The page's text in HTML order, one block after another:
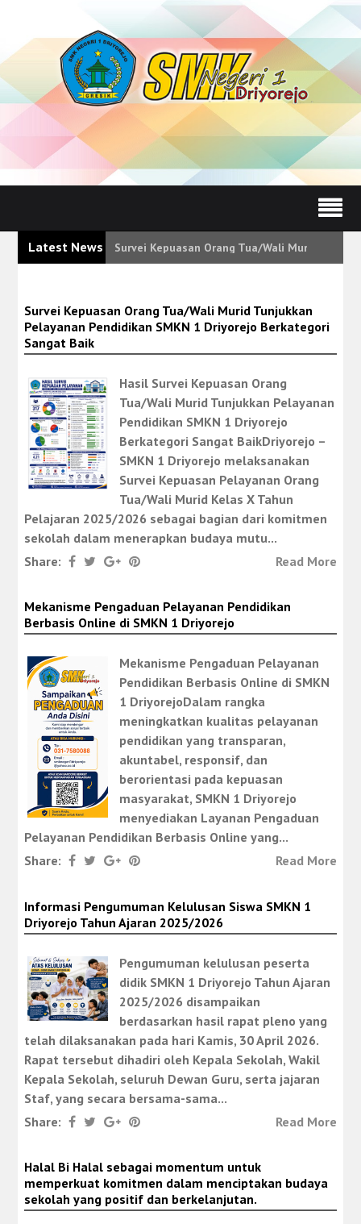
Latest News Survei Kepuasan Orang Tua/Wali Murid
Survei Kepuasan Orang Tua/Wali Murid Tunjukkan
Pelayanan Pendidikan SMKN 1 Driyorejo Berkategori
Sangat Baik
Hasil Survei Kepuasan Orang
Tua/Wali Murid Tunjukkan Pelayanan
Pendidikan SMKN 1 Driyorejo
Berkategori Sangat BaikDriyorejo –
SMKN 1 Driyorejo melaksanakan
Survei Kepuasan Pelayanan Orang
Tua/Wali Murid Kelas X Tahun
Pelajaran 2025/2026 sebagai bagian dari komitmen
sekolah dalam menerapkan budaya mutu...
Share:
Read More
Mekanisme Pengaduan Pelayanan Pendidikan
Berbasis Online di SMKN 1 Driyorejo
Mekanisme Pengaduan Pelayanan
Pendidikan Berbasis Online di SMKN
1 DriyorejoDalam rangka
meningkatkan kualitas pelayanan
pendidikan yang transparan,
akuntabel, responsif, dan
berorientasi pada kepuasan
masyarakat, SMKN 1 Driyorejo
menyediakan Layanan Pengaduan
Pelayanan Pendidikan Berbasis Online yang...
Share:
Read More
Informasi Pengumuman Kelulusan Siswa SMKN 1
Driyorejo Tahun Ajaran 2025/2026
Pengumuman kelulusan peserta
didik SMKN 1 Driyorejo Tahun Ajaran
2025/2026 disampaikan
berdasarkan hasil rapat pleno yang
telah dilaksanakan pada hari Kamis, 30 April 2026.
Rapat tersebut dihadiri oleh Kepala Sekolah, Wakil
Kepala Sekolah, seluruh Dewan Guru, serta jajaran
Staf, yang secara bersama-sama...
Share:
Read More
Halal Bi Halal sebagai momentum untuk
memperkuat komitmen dalam menciptakan budaya
sekolah yang positif dan berkelanjutan.